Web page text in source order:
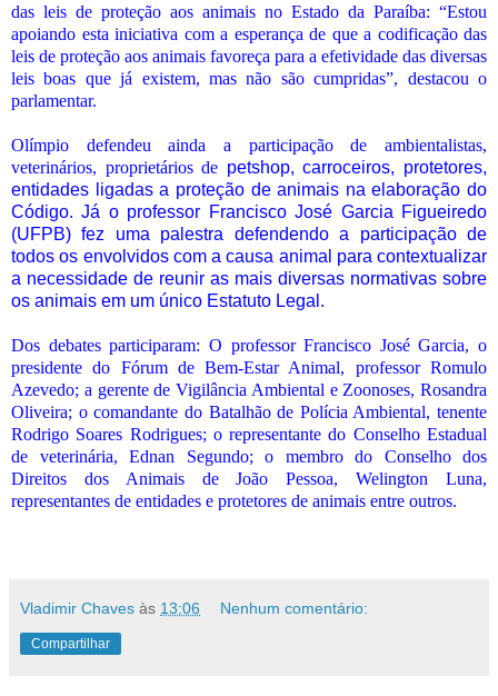
das leis de proteção aos animais no Estado da Paraíba: “Estou
apoiando esta iniciativa com a esperança de que a codificação das
leis de proteção aos animais favoreça para a efetividade das diversas
leis boas que já existem, mas não são cumpridas”, destacou o
parlamentar.
Olímpio defendeu ainda a participação de ambientalistas,
veterinários, proprietários de petshop, carroceiros, protetores,
entidades ligadas a proteção de animais na elaboração do
Código. Já o professor Francisco José Garcia Figueiredo
(UFPB) fez uma palestra defendendo a participação de
todos os envolvidos com a causa animal para contextualizar
a necessidade de reunir as mais diversas normativas sobre
os animais em um único Estatuto Legal.
Dos debates participaram: O professor Francisco José Garcia, o
presidente do Fórum de Bem-Estar Animal, professor Romulo
Azevedo; a gerente de Vigilância Ambiental e Zoonoses, Rosandra
Oliveira; o comandante do Batalhão de Polícia Ambiental, tenente
Rodrigo Soares Rodrigues; o representante do Conselho Estadual
de veterinária, Ednan Segundo; o membro do Conselho dos
Direitos dos Animais de João Pessoa, Welington Luna,
representantes de entidades e protetores de animais entre outros.
Vladimir Chaves às 13:06 Nenhum comentário:
Compartilhar